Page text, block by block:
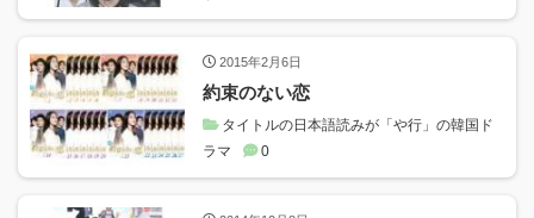
2015年2月6日
約束のない恋
タイトルの日本語読みが「や行」の韓国ド
ラマ
0